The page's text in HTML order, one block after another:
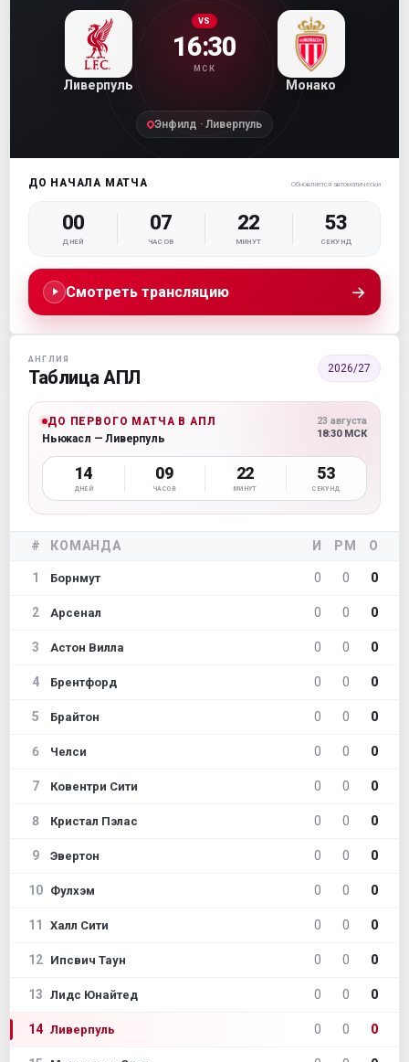
Ливерпуль
VS
16:30
МСК
Монако
Энфилд · Ливерпуль
ДО НАЧАЛА МАТЧА Обновляется автоматически
00
ДНЕЙ
07
ЧАСОВ
22
МИНУТ
53
СЕКУНД
Смотреть трансляцию →
АНГЛИЯ
Таблица АПЛ 2026/27
ДО ПЕРВОГО МАТЧА В АПЛ
Ньюкасл — Ливерпуль
23 августа
18:30 МСК
14
ДНЕЙ
09
ЧАСОВ
22
МИНУТ
53
СЕКУНД
# КОМАНДА И РМ О
1 Борнмут 0 0 0
2 Арсенал 0 0 0
3 Астон Вилла 0 0 0
4 Брентфорд 0 0 0
5 Брайтон 0 0 0
6 Челси 0 0 0
7 Ковентри Сити 0 0 0
8 Кристал Пэлас 0 0 0
9 Эвертон 0 0 0
10 Фулхэм 0 0 0
11 Халл Сити 0 0 0
12 Ипсвич Таун 0 0 0
13 Лидс Юнайтед 0 0 0
14 Ливерпуль 0 0 0